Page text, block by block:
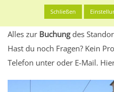
Werbeinhalten informieren.
Alles klar? Dann findest du
Alles zur Buchungdes
Hast du noch Fragen? Kein
Telefon unter oder E-Mail.
Schließen